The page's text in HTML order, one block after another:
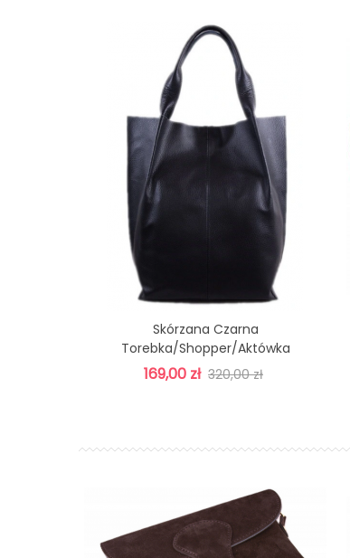
Dodaj Do Koszyka
Skórzana Czarna
Torebka/shopper/aktówka
169,00 zł 320,00 zł